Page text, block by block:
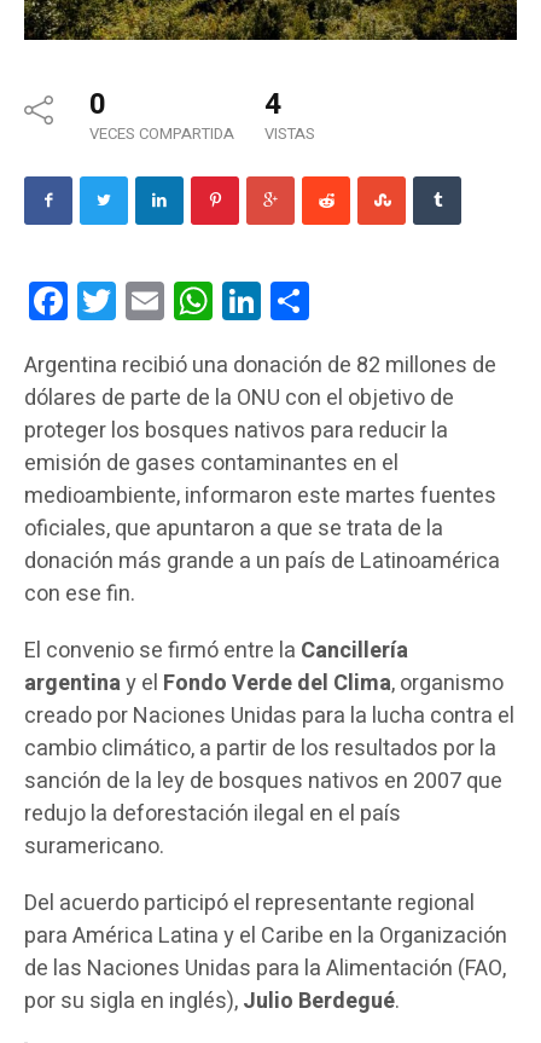
0
VECES COMPARTIDA
4
VISTAS
FacebookTwitterEmail WhatsAppLinkedIn
Argentina recibió una donación de 82 millones de
dólares de parte de la ONU con el objetivo de
proteger los bosques nativos para reducir la
emisión de gases contaminantes en el
medioambiente, informaron este martes fuentes
oficiales, que apuntaron a que se trata de la
donación más grande a un país de Latinoamérica
con ese fin.
El convenio se firmó entre la Cancillería
argentinay el Fondo Verde del Clima, organismo
creado por Naciones Unidas para la lucha contra el
cambio climático, a partir de los resultados por la
sanción de la ley de bosques nativos en 2007 que
redujo la deforestación ilegal en el país
suramericano.
Del acuerdo participó el representante regional
para América Latina y el Caribe en la Organización
de las Naciones Unidas para la Alimentación (FAO,
por su sigla en inglés),Julio Berdegué.